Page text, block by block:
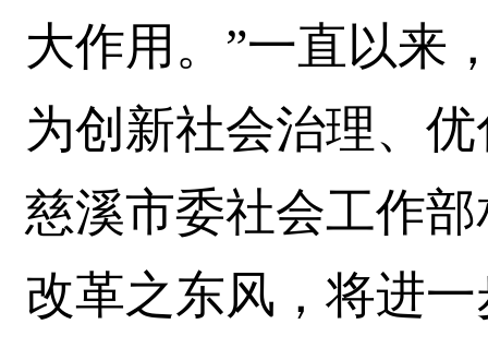
大作用。”一直以来
为创新社会治理、
慈溪市委社会工作
改革之东风，将进